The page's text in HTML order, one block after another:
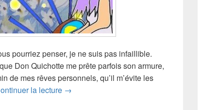
pourriez penser, je ne suis pas infaillible.
Don Quichotte me prête parfois son armure,
de mes rêves personnels, qu’il m’évite les
la lecture Les « ratés » de la souscription
→